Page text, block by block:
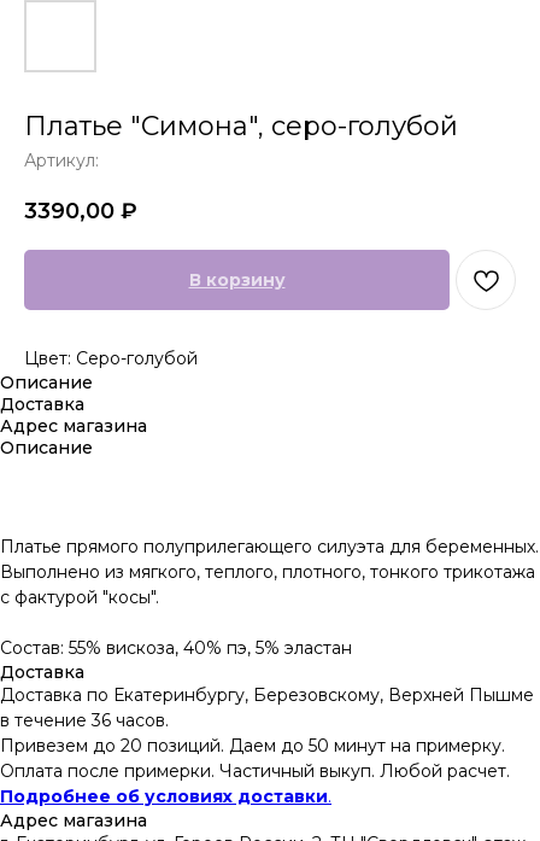
Платье "Симона", серо-голубой
Артикул:
3390,00 ₽
В корзину
Цвет: Серо-голубой
Описание
Доставка
Адрес магазина
Описание
Платье прямого полуприлегающего силуэта для беременных.
Выполнено из мягкого, теплого, плотного, тонкого трикотажа
с фактурой "косы".
Состав: 55% вискоза, 40% пэ, 5% эластан
Доставка
Доставка по Екатеринбургу, Березовскому, Верхней Пышме
в течение 36 часов.
Привезем до 20 позиций. Даем до 50 минут на примерку.
Оплата после примерки. Частичный выкуп. Любой расчет.
Подробнее об условиях доставки.
Адрес магазина